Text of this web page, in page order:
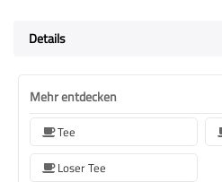
Details
Mehr entdecken
Tee
Loser Tee